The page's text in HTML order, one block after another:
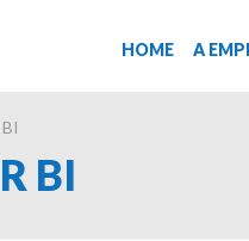
HOME A
BI